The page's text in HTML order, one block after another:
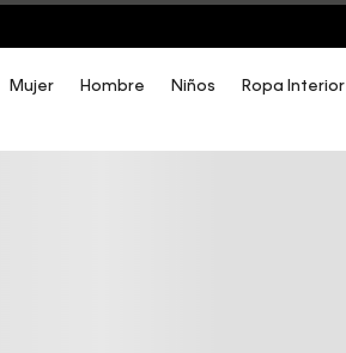
Mujer Hombre Niños Ropa Interior